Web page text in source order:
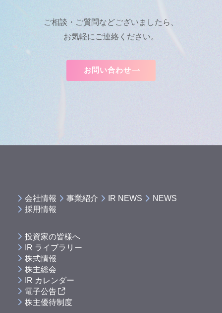
ご相談・ご質問などございましたら、
お気軽にご連絡ください。
お問い合わせ
会社情報 事業紹介 IR NEWS
NEWS
採用情報
投資家の皆様へ
IR ライブラリー
株式情報
株主総会
IR カレンダー
電子公告
株主優待制度